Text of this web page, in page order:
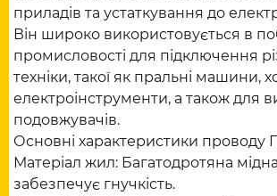
приладів та устаткування до
Він широко використовується в
промисловості для підключення
техніки, такої як пральні машини,
електроінструменти, а також для
подовжувачів.
Основні характеристики проводу
Матеріал жил: Багатодротяна
забезпечує гнучкість.